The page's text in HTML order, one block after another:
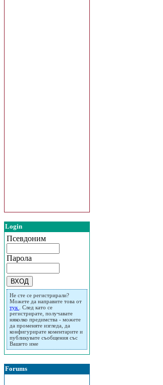
Login
Псевдоним
Парола
Не сте се регистрирали?
Можете да направите това от
тук
. След като се
регистрирате, получавате
няколко предимства - можете
да променяте изгледа, да
конфигурирате коментарите и
публикувате съобщения със
Вашето име
Forums